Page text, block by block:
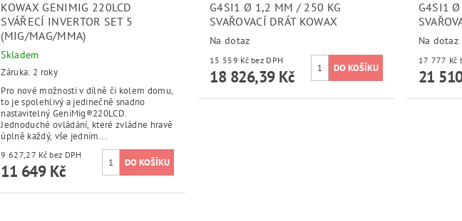
KOWAX GENIMIG 220LCD
SVÁŘECÍ INVERTOR SET 5
(MIG/MAG/MMA)
Skladem
Záruka: 2 roky
Pro nové možnosti v dílně či kolem domu,
to je spolehlivý a jedinečně snadno
nastavitelný GeniMig®220LCD.
Jednoduché ovládání, které zvládne hravě
úplně každý, vše jedním...
9 627,27 Kč bez DPH
11 649 Kč
G4SI1 Ø 1,2 MM / 250 KG
SVAŘOVACÍ DRÁT KOWAX
Na dotaz
15 559 Kč bez DPH
18 826,39 Kč
G4SI1
Na dotaz
21